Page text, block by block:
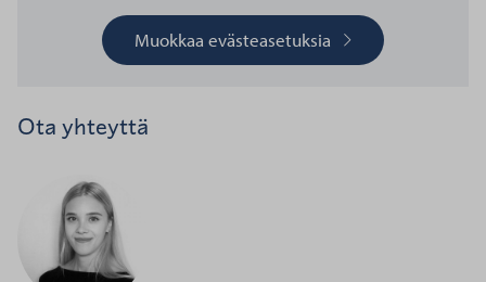
Muokkaa evästeasetuksia
Ota yhteyttä